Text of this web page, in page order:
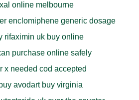
online melbourne
enclomiphene generic dosage
rifaximin uk buy online
purchase online safely
x needed cod accepted
avodart buy virginia